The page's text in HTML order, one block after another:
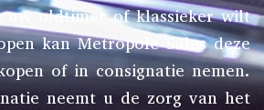
uw oldtimer of klassieker wilt
kan Metropole Sales deze
of in consignatie nemen.
neemt u de zorg van het